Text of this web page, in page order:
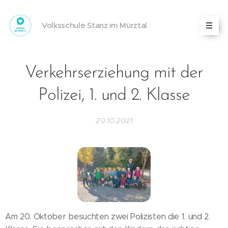
Volksschule Stanz im Mürztal
Verkehrserziehung mit der
Polizei, 1. und 2. Klasse
20.10.2021
Am 20. Oktober besuchten zwei Polizisten die 1. und 2.